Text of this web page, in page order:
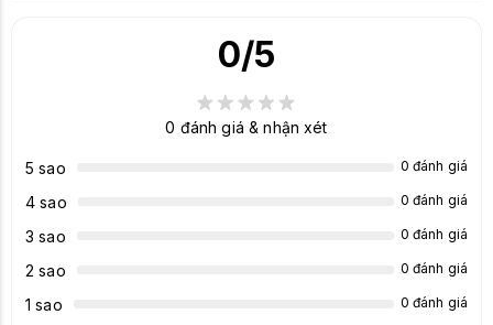
Full N-Key Rollover (NKRO)
Khoảng 1800-2500mAh (Xấp xỉ cho kết
nối không dây)
Cáp
Chất liệu
khung
Tương thích hệ
điều hành
0/5
0 đánh giá & nhận xét
5 sao 0 đánh giá
4 sao 0 đánh giá
3 sao 0 đánh giá
2 sao 0 đánh giá
1 sao 0 đánh giá